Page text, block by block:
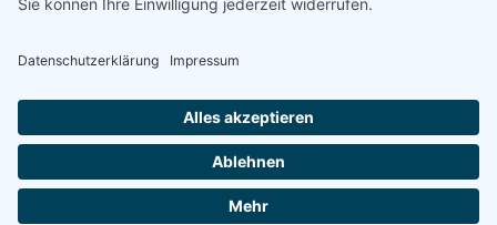
ducimus eaque enim minus nam necessitatibus quas.
1/3 Inner
Lorem ipsum dolor sit amet, consectetur adipisicing
elit. Ipsam, placeat, quae? Asperiores consectetur
5 / 5